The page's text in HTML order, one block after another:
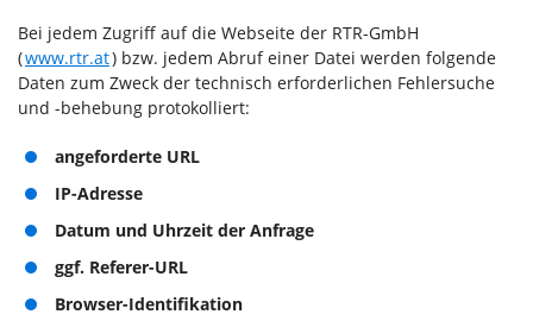
Bei jedem Zugriff auf die Webseite der RTR-GmbH
(www.rtr.at) bzw. jedem Abruf einer Datei werden folgende
Daten zum Zweck der technisch erforderlichen Fehlersuche
und -behebung protokolliert:
angeforderte URL
IP-Adresse
Datum und Uhrzeit der Anfrage
ggf. Referer-URL
Browser-Identifikation